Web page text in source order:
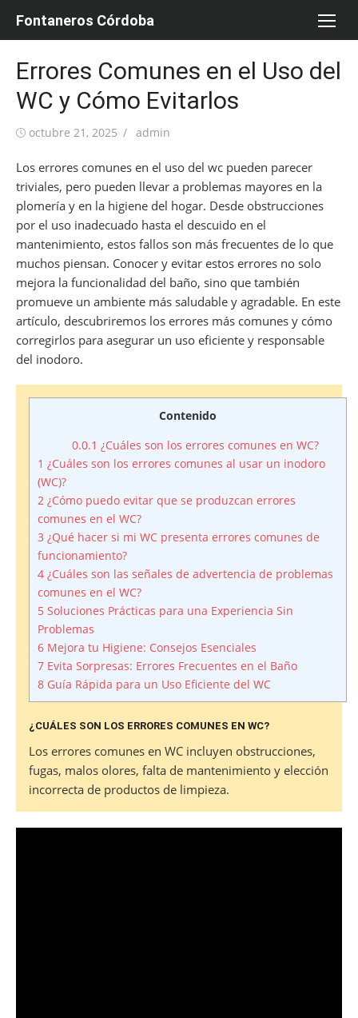
Fontaneros Córdoba
Errores Comunes en el Uso del
WC y Cómo Evitarlos
Publicada
octubre 21, 2025 Autor
admin
Los errores comunes en el uso del wc pueden parecer
triviales, pero pueden llevar a problemas mayores en la
plomería y en la higiene del hogar. Desde obstrucciones
por el uso inadecuado hasta el descuido en el
mantenimiento, estos fallos son más frecuentes de lo que
muchos piensan. Conocer y evitar estos errores no solo
mejora la funcionalidad del baño, sino que también
promueve un ambiente más saludable y agradable. En este
artículo, descubriremos los errores más comunes y cómo
corregirlos para asegurar un uso eficiente y responsable
del inodoro.
Contenido
0.0.1 ¿Cuáles son los errores comunes en WC?
1 ¿Cuáles son los errores comunes al usar un inodoro
(WC)?
2 ¿Cómo puedo evitar que se produzcan errores
comunes en el WC?
3 ¿Qué hacer si mi WC presenta errores comunes de
funcionamiento?
4 ¿Cuáles son las señales de advertencia de problemas
comunes en el WC?
5 Soluciones Prácticas para una Experiencia Sin
Problemas
6 Mejora tu Higiene: Consejos Esenciales
7 Evita Sorpresas: Errores Frecuentes en el Baño
8 Guía Rápida para un Uso Eficiente del WC
¿CUÁLES SON LOS ERRORES COMUNES EN WC?
Los errores comunes en WC incluyen obstrucciones,
fugas, malos olores, falta de mantenimiento y elección
incorrecta de productos de limpieza.